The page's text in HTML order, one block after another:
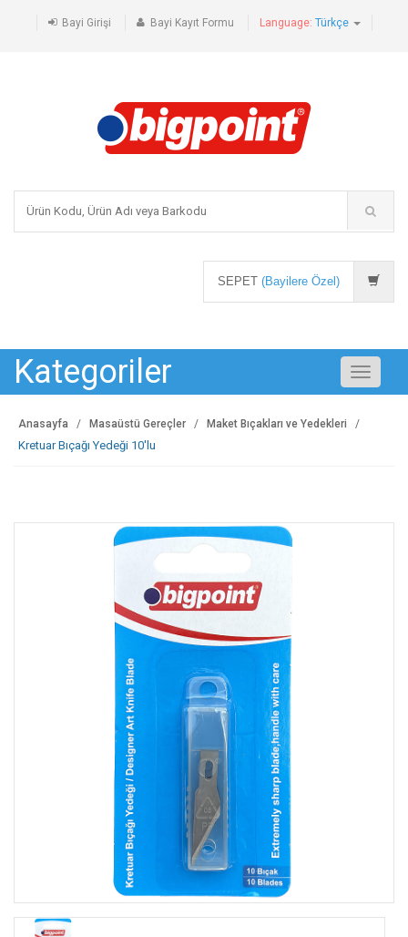
Bayi Girişi Bayi Kayıt Formu Language: Türkçe
SEPET (Bayilere Özel)
Kategoriler
Toggle
Anasayfa Masaüstü Gereçler Maket Bıçakları ve Yedekleri
Kretuar Bıçağı Yedeği 10'lu